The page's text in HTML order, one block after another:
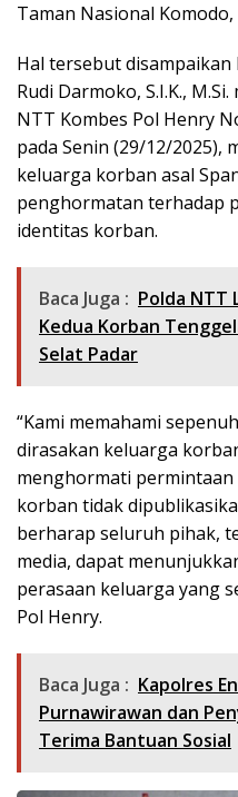
Taman Nasional
Hal tersebut
Rudi Darmoko, S.I.K.,
NTT Kombes Pol Henry
pada Senin (29/12/2025),
keluarga korban asal
penghormatan terhadap
identitas korban.
Baca Juga : Polda NTT
Kedua Korban
Selat Padar
“Kami memahami
dirasakan keluarga
menghormati
korban tidak
berharap seluruh pihak,
media, dapat
perasaan keluarga yang
Pol Henry.
Baca Juga : Kapolres
Purnawirawan dan
Terima Bantuan Sosial